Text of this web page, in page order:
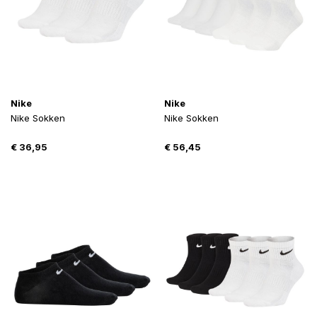
Nike
Nike Sokken
€ 36,95
Nike
Nike Sokken
€56,45